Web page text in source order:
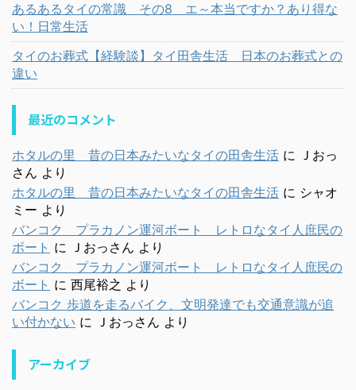
あるあるタイの常識 その8 エ～本当ですか？あり得な
い！日常生活
タイのお葬式【経験談】タイ田舎生活 日本のお葬式との
違い
最近のコメント
ホタルの里 昔の日本みたいなタイの田舎生活 に Ｊおっ
さん より
ホタルの里 昔の日本みたいなタイの田舎生活 に シャオ
ミー より
バンコク プラカノン運河ボート レトロなタイ人庶民の
ボート に Ｊおっさん より
バンコク プラカノン運河ボート レトロなタイ人庶民の
ボート に 西尾裕之 より
バンコク 歩道を走るバイク、文明発達でも交通意識が追
い付かない に Ｊおっさん より
アーカイブ